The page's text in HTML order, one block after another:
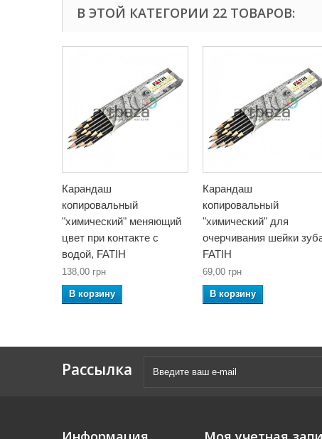
В ЭТОЙ КАТЕГОРИИ 22 ТОВАРОВ:
Карандаш
копировальный
"химический" меняющий
цвет при контакте с
водой, FATIH
138,00 грн
В корзину
Карандаш
копировальный
"химический" для
очерчивания шейки
FATIH
69,00 грн
В корзину
Рассылка